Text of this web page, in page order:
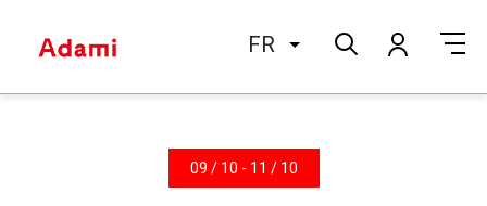
FR
09 / 10 - 11 / 10